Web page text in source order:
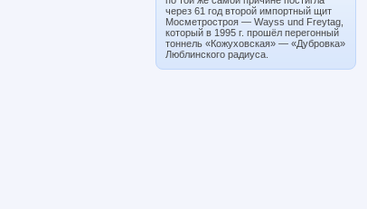
через 61 год второй импортный щит
Мосметростроя — Wayss und Freytag,
который в 1995 г. прошёл перегонный
тоннель «Кожуховская» — «Дубровка»
Люблинского радиуса.